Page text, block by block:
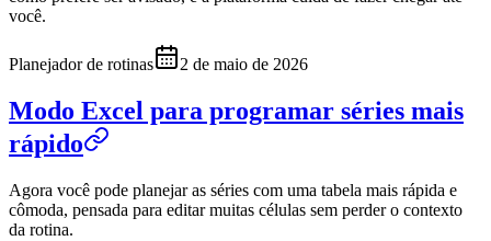
você.
Planejador de rotinas 2 de maio de 2026
Modo Excel para programar séries mais
rápido
Agora você pode planejar as séries com uma tabela mais rápida e
cômoda, pensada para editar muitas células sem perder o contexto
da rotina.